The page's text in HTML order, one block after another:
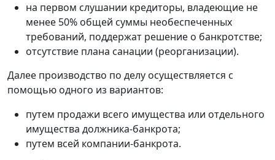
на первом слушании кредиторы, владеющие не
менее 50% общей суммы необеспеченных
требований, поддержат решение о банкротстве;
отсутствие плана санации (реорганизации).
Далее производство по делу осуществляется с
помощью одного из вариантов:
путем продажи всего имущества или отдельного
имущества должника-банкрота;
путем всей компании-банкрота.